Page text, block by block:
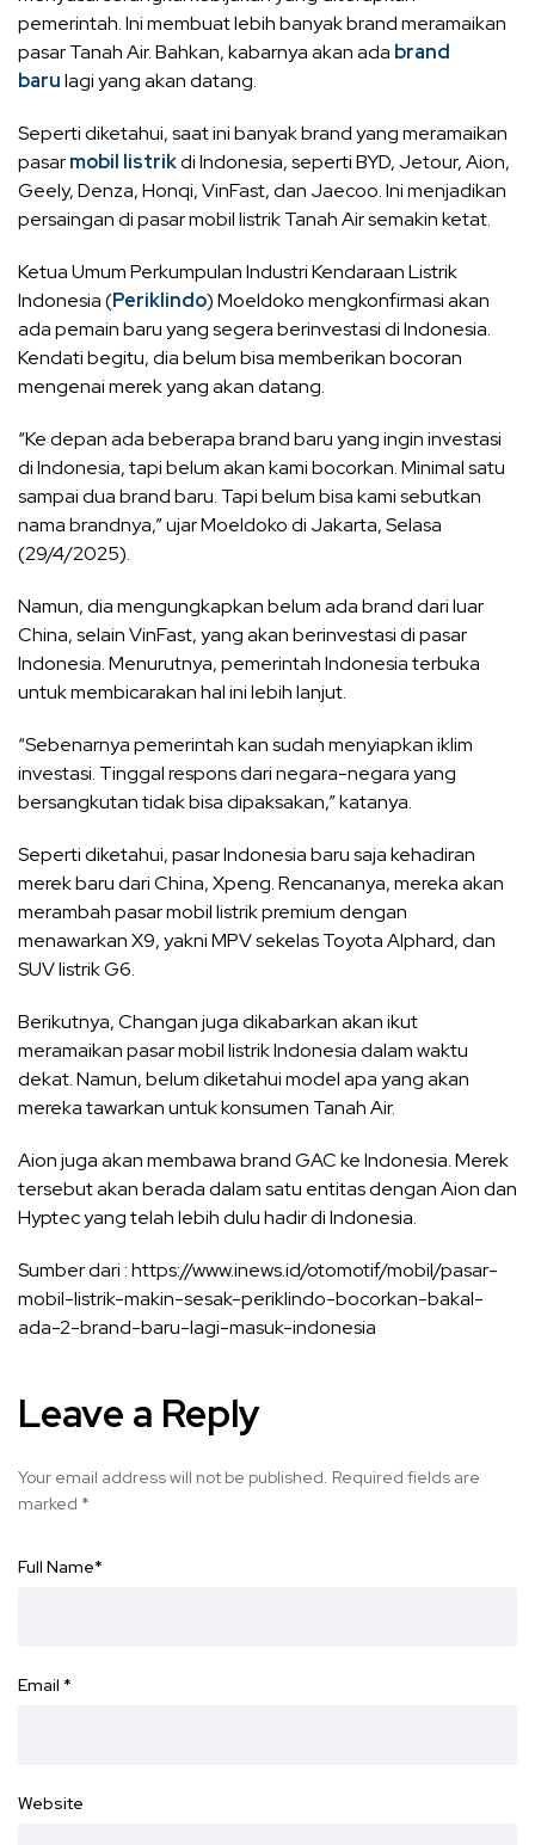
pemerintah. Ini membuat lebih banyak brand meramaikan
pasar Tanah Air. Bahkan, kabarnya akan ada brand
barulagi yang akan datang.
Seperti diketahui, saat ini banyak brand yang meramaikan
pasarmobil listrikdi Indonesia, seperti BYD, Jetour, Aion,
Geely, Denza, Honqi, VinFast, dan Jaecoo. Ini menjadikan
persaingan di pasar mobil listrik Tanah Air semakin ketat.
Ketua Umum Perkumpulan Industri Kendaraan Listrik
Indonesia (Periklindo) Moeldoko mengkonfirmasi akan
ada pemain baru yang segera berinvestasi di Indonesia.
Kendati begitu, dia belum bisa memberikan bocoran
mengenai merek yang akan datang.
“Ke depan ada beberapa brand baru yang ingin investasi
di Indonesia, tapi belum akan kami bocorkan. Minimal satu
sampai dua brand baru. Tapi belum bisa kami sebutkan
nama brandnya,” ujar Moeldoko di Jakarta, Selasa
(29/4/2025).
Namun, dia mengungkapkan belum ada brand dari luar
China, selain VinFast, yang akan berinvestasi di pasar
Indonesia. Menurutnya, pemerintah Indonesia terbuka
untuk membicarakan hal ini lebih lanjut.
“Sebenarnya pemerintah kan sudah menyiapkan iklim
investasi. Tinggal respons dari negara-negara yang
bersangkutan tidak bisa dipaksakan,” katanya.
Seperti diketahui, pasar Indonesia baru saja kehadiran
merek baru dari China, Xpeng. Rencananya, mereka akan
merambah pasar mobil listrik premium dengan
menawarkan X9, yakni MPV sekelas Toyota Alphard, dan
SUV listrik G6.
Berikutnya, Changan juga dikabarkan akan ikut
meramaikan pasar mobil listrik Indonesia dalam waktu
dekat. Namun, belum diketahui model apa yang akan
mereka tawarkan untuk konsumen Tanah Air.
Aion juga akan membawa brand GAC ke Indonesia. Merek
tersebut akan berada dalam satu entitas dengan Aion dan
Hyptec yang telah lebih dulu hadir di Indonesia.
Sumber dari : https://www.inews.id/otomotif/mobil/pasar-
mobil-listrik-makin-sesak-periklindo-bocorkan-bakal-
ada-2-brand-baru-lagi-masuk-indonesia
Leave a Reply
Your email address will not be published. Required fields are
marked *
Full Name*
Email *
Website